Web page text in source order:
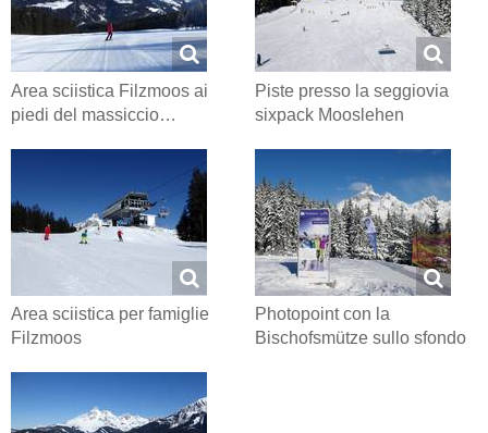
Area sciistica Filzmoos ai
piedi del massiccio…
Piste presso la seggiovia
sixpack Mooslehen
Area sciistica per famiglie
Filzmoos
Photopoint con la
Bischofsmütze sullo sfondo